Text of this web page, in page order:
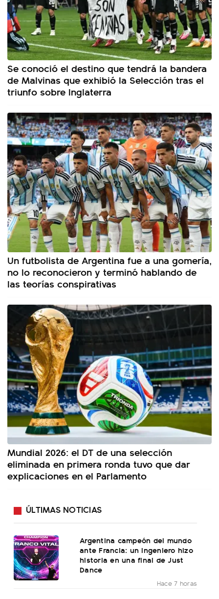
Se conoció el destino que tendrá la bandera
de Malvinas que exhibió la Selección tras el
triunfo sobre Inglaterra
Un futbolista de Argentina fue a una gomería,
no lo reconocieron y terminó hablando de
las teorías conspirativas
Mundial 2026: el DT de una selección
eliminada en primera ronda tuvo que dar
explicaciones en el Parlamento
ÚLTIMAS NOTICIAS
Argentina campeón del mundo
ante Francia: un ingeniero hizo
historia en una final de Just
Dance
Hace 7 horas